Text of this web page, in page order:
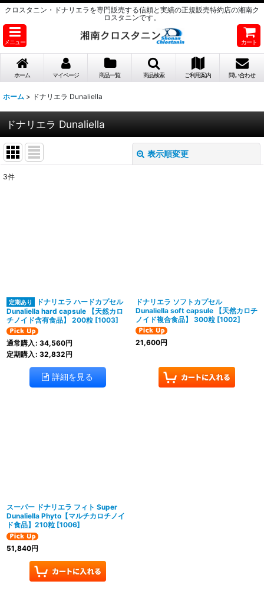
クロスタニン・ドナリエラを専門販売する信頼と実績の正規販売特約店の湘南ク
ロスタニンです。
メニュー カート
ホーム マイページ 商品一覧 商品検索 ご利用案内 問い合わせ
ホーム > ドナリエラ Dunaliella
ドナリエラ Dunaliella
表示順変更
3件
ドナリエラ ハードカプセル
Dunaliella hard capsule 【天然カロ
チノイド含有食品】 200粒 [1003]
通常購入: 34,560円
定期購入: 32,832円
詳細を見る
ドナリエラ ソフトカプセル
Dunaliella soft capsule 【天然カロチ
ノイド複合食品】 300粒 [1002]
21,600円
スーパー ドナリエラ フィト Super
Dunaliella Phyto【マルチカロチノイ
ド食品】210粒 [1006]
51,840円